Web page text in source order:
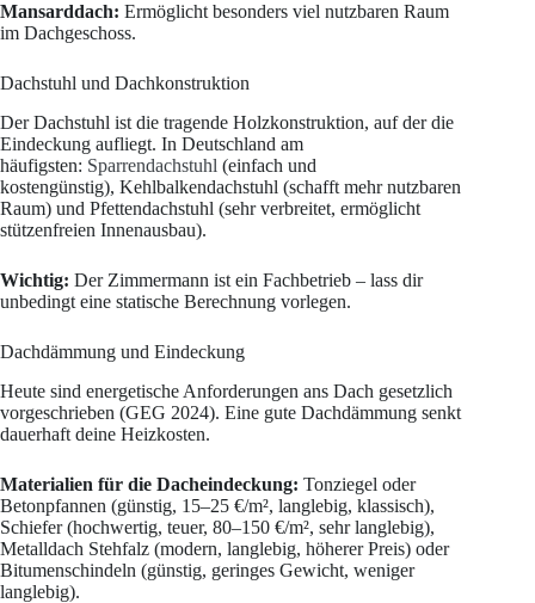
Mansarddach: Ermöglicht besonders viel nutzbaren Raum
im Dachgeschoss.
Dachstuhl und Dachkonstruktion
Der Dachstuhl ist die tragende Holzkonstruktion, auf der die
Eindeckung aufliegt. In Deutschland am
häufigsten: Sparrendachstuhl (einfach und
kostengünstig), Kehlbalkendachstuhl (schafft mehr nutzbaren
Raum) und Pfettendachstuhl (sehr verbreitet, ermöglicht
stützenfreien Innenausbau).
Wichtig: Der Zimmermann ist ein Fachbetrieb – lass dir
unbedingt eine statische Berechnung vorlegen.
Dachdämmung und Eindeckung
Heute sind energetische Anforderungen ans Dach gesetzlich
vorgeschrieben (GEG 2024). Eine gute Dachdämmung senkt
dauerhaft deine Heizkosten.
Materialien für die Dacheindeckung: Tonziegel oder
Betonpfannen (günstig, 15–25 €/m², langlebig, klassisch),
Schiefer (hochwertig, teuer, 80–150 €/m², sehr langlebig),
Metalldach Stehfalz (modern, langlebig, höherer Preis) oder
Bitumenschindeln (günstig, geringes Gewicht, weniger
langlebig).